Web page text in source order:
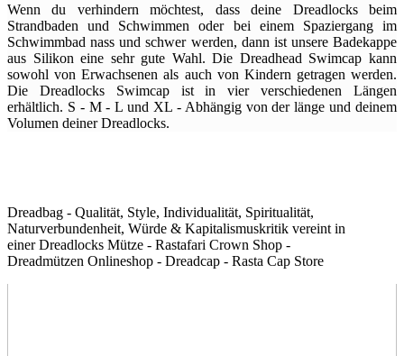
Wenn du verhindern möchtest, dass deine Dreadlocks beim
Strandbaden und Schwimmen oder bei einem Spaziergang im
Schwimmbad nass und schwer werden, dann ist unsere Badekappe
aus Silikon eine sehr gute Wahl. Die Dreadhead Swimcap kann
sowohl von Erwachsenen als auch von Kindern getragen werden.
Die Dreadlocks Swimcap ist in vier verschiedenen Längen
erhältlich. S - M - L und XL - Abhängig von der länge und deinem
Volumen deiner Dreadlocks.
Dreadbag - Qualität, Style, Individualität, Spiritualität,
Naturverbundenheit, Würde & Kapitalismuskritik vereint in
einer Dreadlocks Mütze - Rastafari Crown Shop -
Dreadmützen Onlineshop - Dreadcap - Rasta Cap Store